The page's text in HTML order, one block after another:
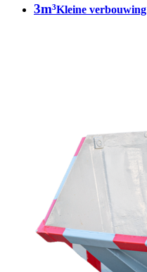
3m³Kleine verbouwing